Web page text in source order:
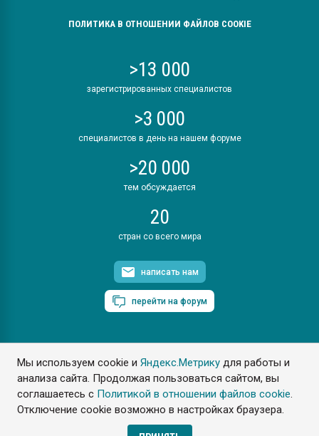
Мы используем cookie иЯндекс.Метрику для работы и
анализа сайта. Продолжая пользоваться сайтом, вы
соглашаетесь с Политикой в отношении файлов cookie.
Отключение cookie возможно в настройках браузера.
ПОЛИТИКА В ОТНОШЕНИИ ФАЙЛОВ COOKIE
>13 000
зарегистрированных специалистов
>3 000
специалистов в день на нашем форуме
>20 000
тем обсуждается
20
стран со всего мира
написать нам
перейти на форум
ПластЭксперт © 2006. Все права защищены
Разрешается копирование материалов сайта с обязательной
ссылкой на www.e-plastic.ru
Разработка сайта